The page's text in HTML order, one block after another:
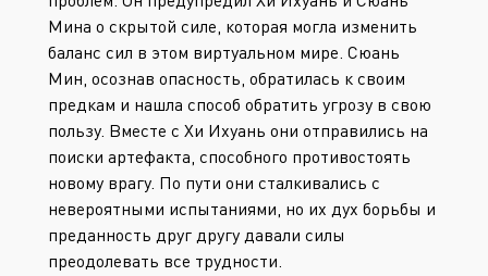
Мина о скрытой силе, которая могла изменить
баланс сил в этом виртуальном мире. Сюань
Мин, осознав опасность, обратилась к своим
предкам и нашла способ обратить угрозу в свою
пользу. Вместе с Хи Ихуань они отправились на
поиски артефакта, способного противостоять
новому врагу. По пути они сталкивались с
невероятными испытаниями, но их дух борьбы и
преданность друг другу давали силы
преодолевать все трудности.